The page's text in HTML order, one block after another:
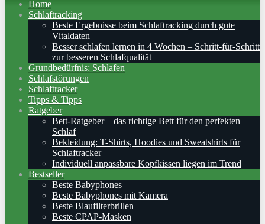
Home
Schlaftracking
Beste Ergebnisse beim Schlaftracking durch gute
Vitaldaten
Besser schlafen lernen in 4 Wochen – Schritt‑für‑Schritt
zur besseren Schlafqualität
Grundbedürfnis: Schlafen
Schlafstörungen
Schlaftracker
Tipps & Tipps
Ratgeber
Bett-Ratgeber – das richtige Bett für den perfekten
Schlaf
Bekleidung: T-Shirts, Hoodies und Sweatshirts für
Schlaftracker
Individuell anpassbare Kopfkissen liegen im Trend
Bestseller
Beste Babyphones
Beste Babyphones mit Kamera
Beste Blaufilterbrillen
Beste CPAP-Masken